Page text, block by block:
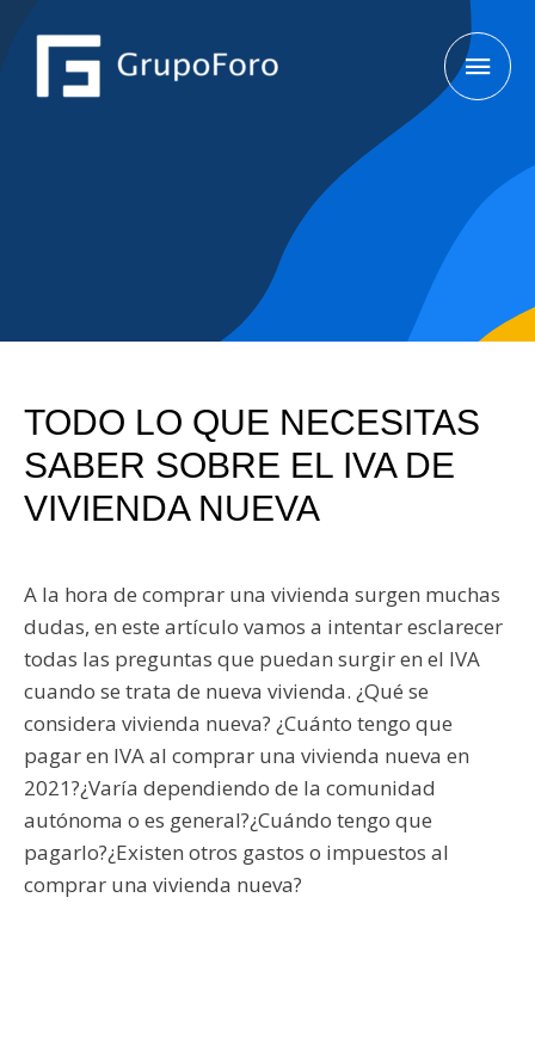
TODO LO QUE NECESITAS
SABER SOBRE EL IVA DE
VIVIENDA NUEVA
A la hora de comprar una vivienda surgen muchas
dudas, en este artículo vamos a intentar esclarecer
todas las preguntas que puedan surgir en el IVA
cuando se trata de nueva vivienda. ¿Qué se
considera vivienda nueva? ¿Cuánto tengo que
pagar en IVA al comprar una vivienda nueva en
2021?¿Varía dependiendo de la comunidad
autónoma o es general?¿Cuándo tengo que
pagarlo?¿Existen otros gastos o impuestos al
comprar una vivienda nueva?